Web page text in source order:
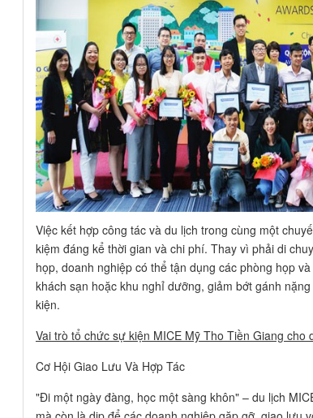
Việc kết hợp công tác và du lịch trong cùng một
kiệm đáng kể thời gian và chi phí. Thay vì phải di
họp, doanh nghiệp có thể tận dụng các phòng họp
khách sạn hoặc khu nghỉ dưỡng, giảm bớt gánh
kiện.
Vai trò tổ chức sự kiện MICE Mỹ Tho Tiền Giang cho
Cơ Hội Giao Lưu Và Hợp Tác
"Đi một ngày đàng, học một sàng khôn" – du lịch